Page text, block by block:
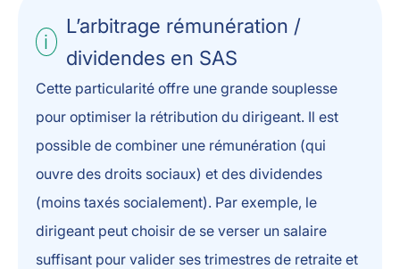
L’arbitrage rémunération /
dividendes en SAS
Cette particularité offre une grande souplesse
pour optimiser la rétribution du dirigeant. Il est
possible de combiner une rémunération (qui
ouvre des droits sociaux) et des dividendes
(moins taxés socialement). Par exemple, le
dirigeant peut choisir de se verser un salaire
suffisant pour valider ses trimestres de retraite et